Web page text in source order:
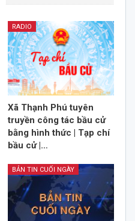
RADIO
Xã Thạnh Phú tuyên
truyền công tác bầu cử
bằng hình thức | Tạp chí
bầu cử |…
BẢN TIN CUỐI NGÀY